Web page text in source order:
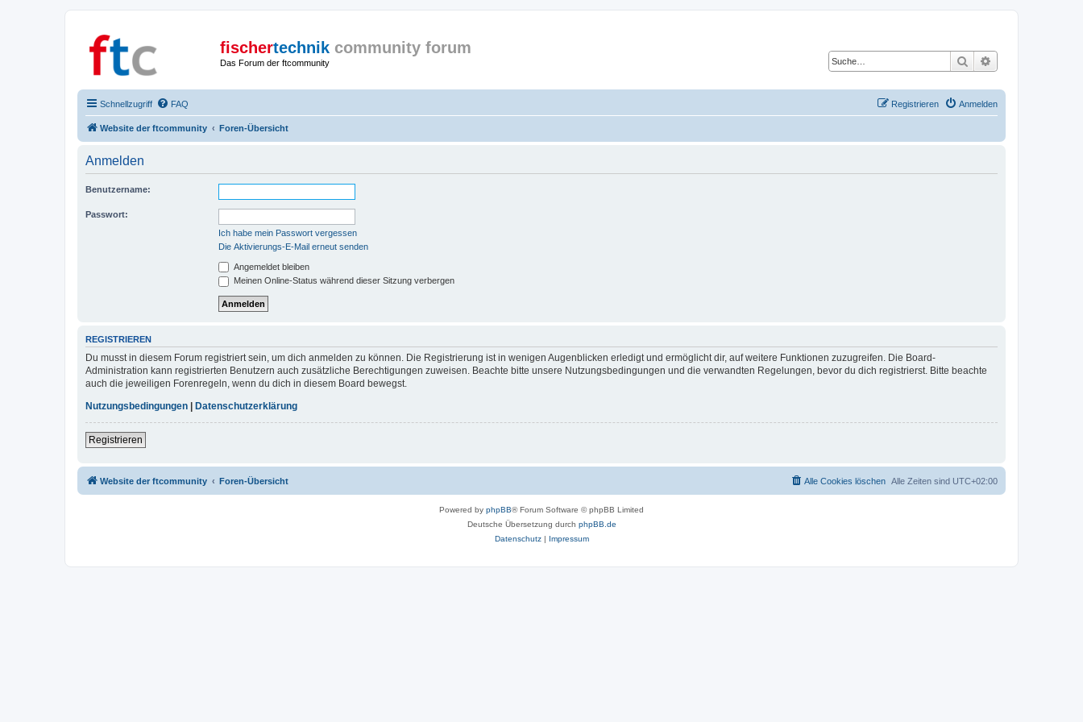
fischertechnik community forum
Das Forum der ftcommunity Suche
Schnellzugriff FAQ Anmelden
Registrieren
Website der ftcommunity Foren-Übersicht
Anmelden
Benutzername:
Passwort:
Ich habe mein Passwort vergessen
Die Aktivierungs-E-Mail erneut senden
Angemeldet bleiben
Meinen Online-Status während dieser Sitzung verbergen
REGISTRIEREN
Du musst in diesem Forum registriert sein, um dich anmelden zu können. Die Registrierung ist in wenigen Augenblicken erledigt und ermöglicht dir, auf weitere Funktionen zuzugreifen. Die Board-
Administration kann registrierten Benutzern auch zusätzliche Berechtigungen zuweisen. Beachte bitte unsere Nutzungsbedingungen und die verwandten Regelungen, bevor du dich registrierst. Bitte beachte
auch die jeweiligen Forenregeln, wenn du dich in diesem Board bewegst.
Nutzungsbedingungen
Datenschutzerklärung
Registrieren
Website der ftcommunity Foren-Übersicht Alle Zeiten sind UTC+02:00
Alle Cookies löschen
Powered by phpBB® Forum Software © phpBB Limited
Deutsche Übersetzung durch phpBB.de
Datenschutz| Impressum